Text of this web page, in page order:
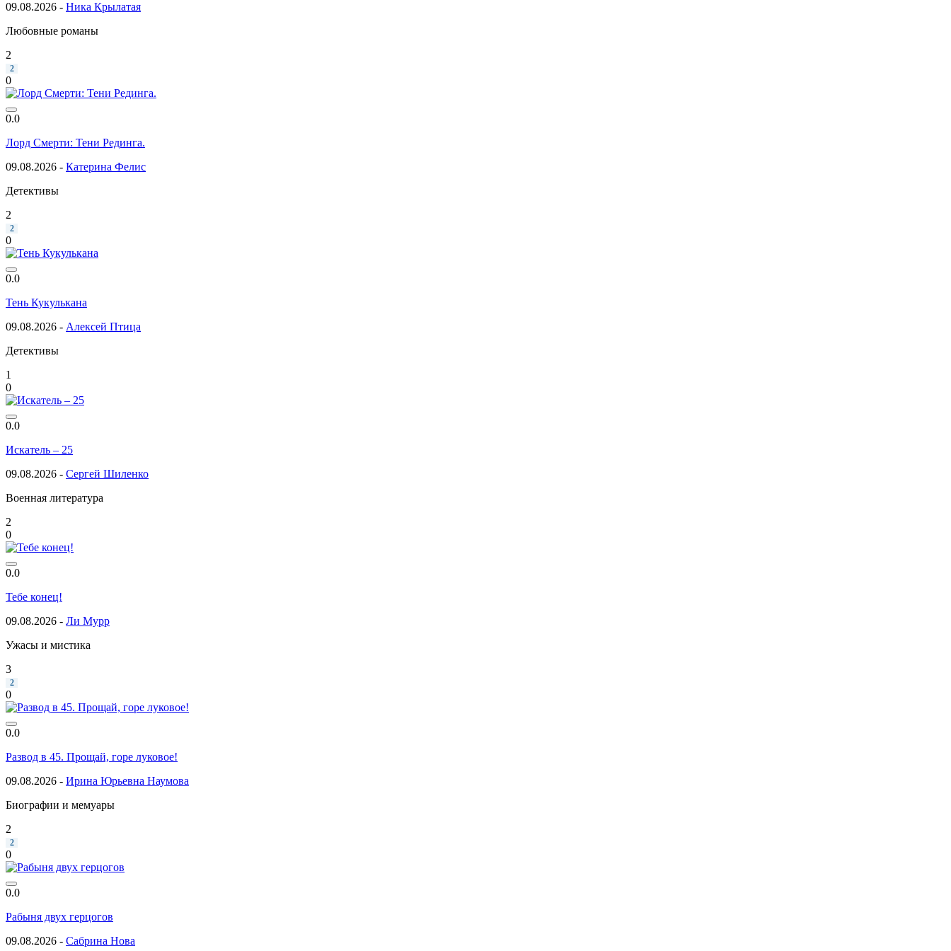
09.08.2026 - Ника Крылатая
Любовные романы
2
2
0
0.0
Лорд Смерти: Тени Рединга.
09.08.2026 - Катерина Фелис
Детективы
2
2
0
0.0
Тень Кукулькана
09.08.2026 - Алексей Птица
Детективы
1
0
0.0
Искатель – 25
09.08.2026 - Сергей Шиленко
Военная литература
2
0
0.0
Тебе конец!
09.08.2026 - Ли Мурр
Ужасы и мистика
3
2
0
0.0
Развод в 45. Прощай, горе луковое!
09.08.2026 - Ирина Юрьевна Наумова
Биографии и мемуары
2
2
0
0.0
Рабыня двух герцогов
09.08.2026 - Сабрина Нова